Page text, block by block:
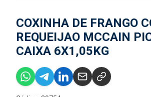
COXINHA DE FRANGO
REQUEIJAO MCCAIN
CAIXA 6X1,05KG